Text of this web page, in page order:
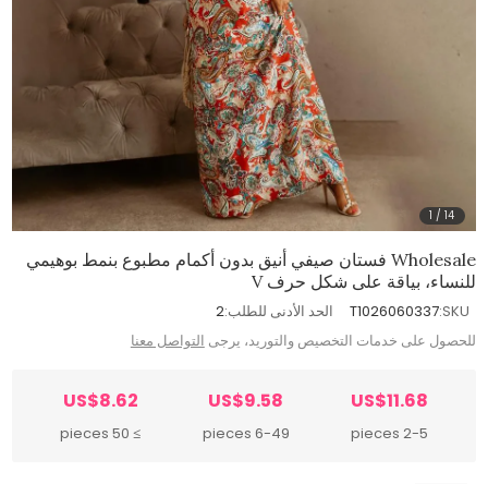
1 /14
Wholesale فستان صيفي أنيق بدون أكمام مطبوع بنمط بوهيمي
للنساء، بياقة على شكل حرف V
SKU:
T1026060337 الحد الأدنى للطلب:2
للحصول على خدمات التخصيص والتوريد، يرجى التواصل معنا
US$11.68
2-5 pieces
US$9.58
6-49 pieces
US$8.62
≥ 50 pieces